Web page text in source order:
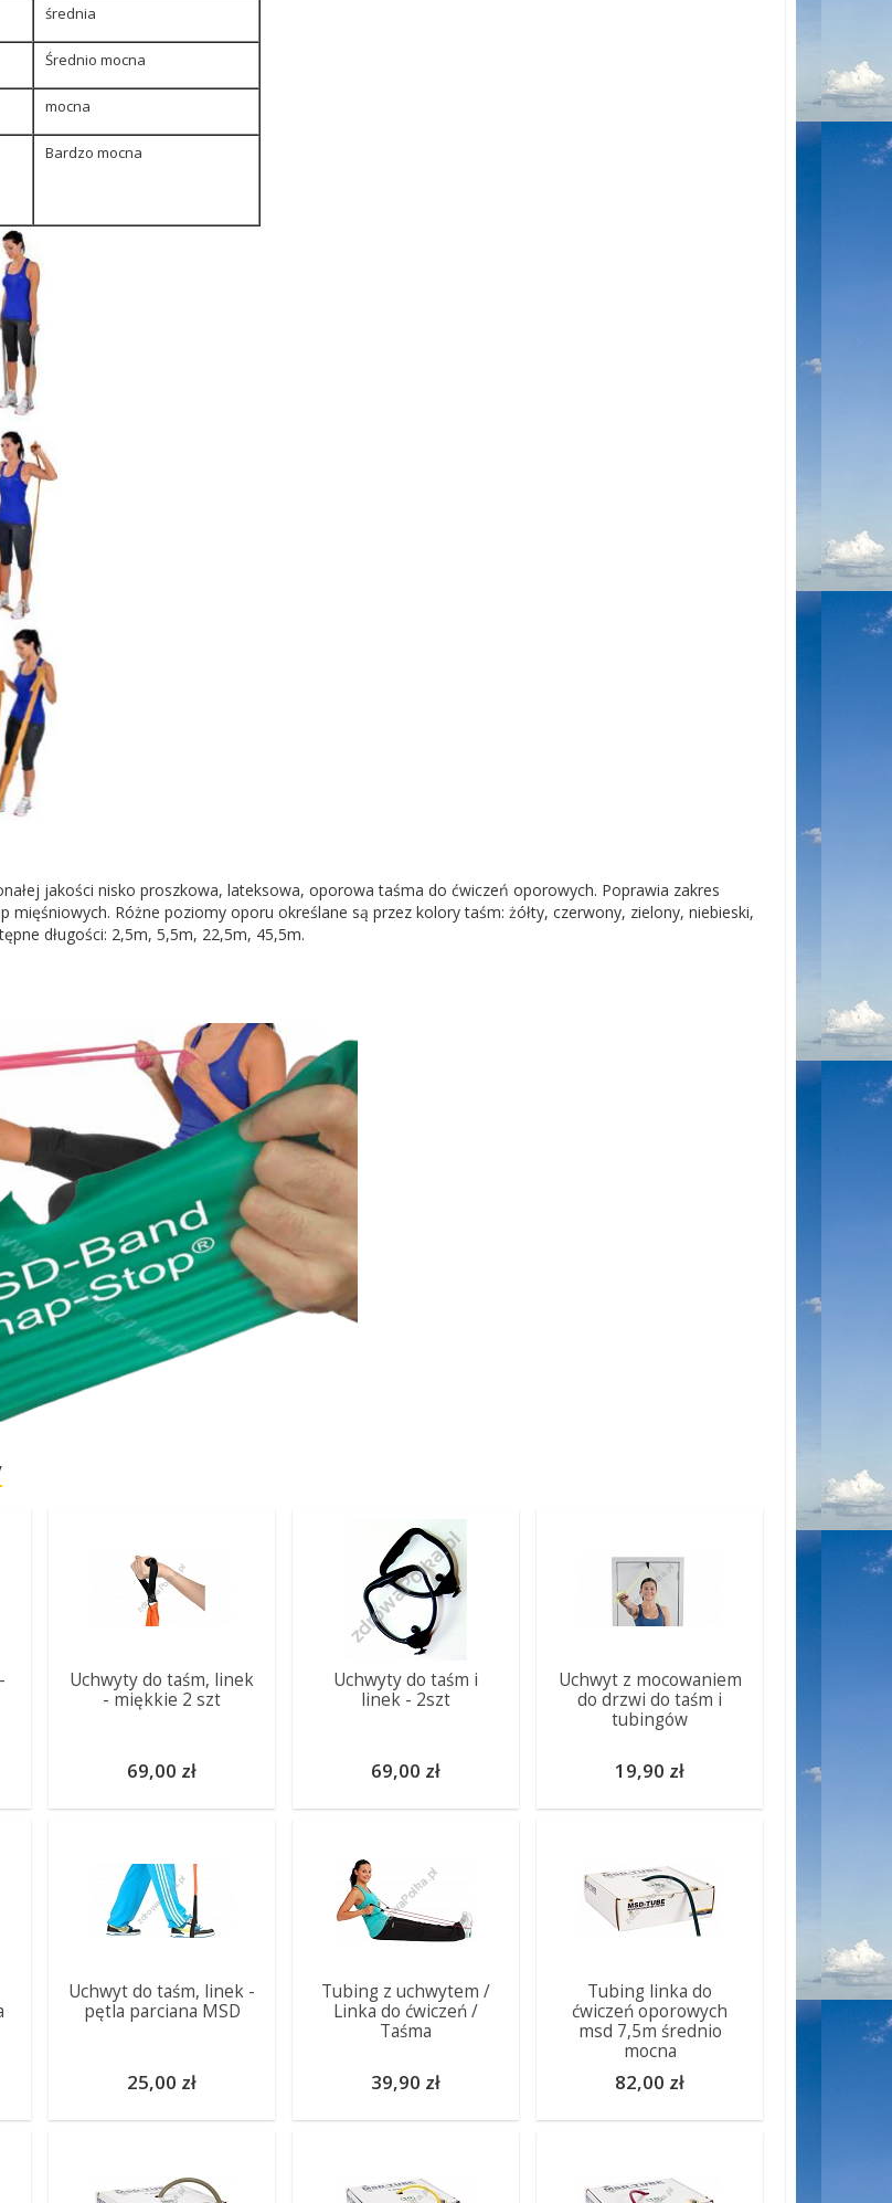
średnia
Średnio mocna
mocna
Bardzo mocna
jakości nisko proszkowa, lateksowa, oporowa taśma do ćwiczeń oporowych. Poprawia zakres
mięśniowych. Różne poziomy oporu określane są przez kolory taśm: żółty, czerwony, zielony, niebieski,
długości: 2,5m, 5,5m, 22,5m, 45,5m.
Uchwyty do taśm, linek
- miękkie 2 szt
69,00 zł
Uchwyty do taśm i
linek - 2szt
69,00 zł
Uchwyt z mocowaniem
do drzwi do taśm i
tubingów
19,90 zł
Uchwyt do taśm, linek -
pętla parciana MSD
25,00 zł
Tubing z uchwytem /
Linka do ćwiczeń /
Taśma
39,90 zł
Tubing linka do
ćwiczeń oporowych
msd 7,5m średnio
mocna
82,00 zł